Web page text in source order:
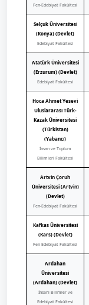
Fen-Edebiyat Fakültesi
Selçuk Üniversitesi
(Konya) (Devlet)
Edebiyat Fakültesi
Atatürk Üniversitesi
(Erzurum) (Devlet)
Edebiyat Fakültesi
Hoca Ahmet Yesevi
Uluslararası Türk-
Kazak Üniversitesi
(Türkistan)
(Yabancı)
İnsan ve Toplum
Bilimleri Fakültesi
Artvin Çoruh
Üniversitesi (Artvin)
(Devlet)
Fen-Edebiyat Fakültesi
Kafkas Üniversitesi
(Kars) (Devlet)
Fen-Edebiyat Fakültesi
Ardahan
Üniversitesi
(Ardahan) (Devlet)
İnsani Bilimler ve
Edebiyat Fakültesi